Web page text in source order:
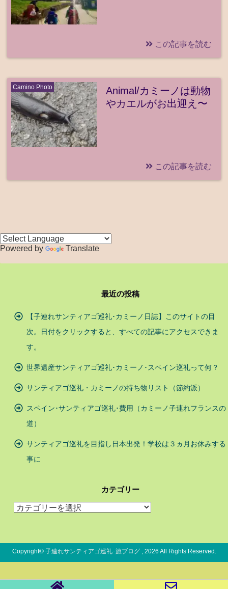
この記事を読む
Camino Photo
Animal/カミーノは動物
やカエルがお出迎え〜
この記事を読む
Powered by Translate
最近の投稿
【子連れサンティアゴ巡礼･カミーノ日誌】このサイトの目
次。日付をクリックすると、すべての記事にアクセスできま
す。
世界遺産サンティアゴ巡礼･カミーノ･スペイン巡礼って何？
サンティアゴ巡礼・カミーノの持ち物リスト（節約派）
スペイン･サンティアゴ巡礼･費用（カミーノ子連れフランスの
道）
サンティアゴ巡礼を目指し日本出発！学校は３ヵ月お休みする
事に
カテゴリー
カ
ー
Copyright© 子連れサンティアゴ巡礼･旅ブログ, 2026 All Rights Reserved.